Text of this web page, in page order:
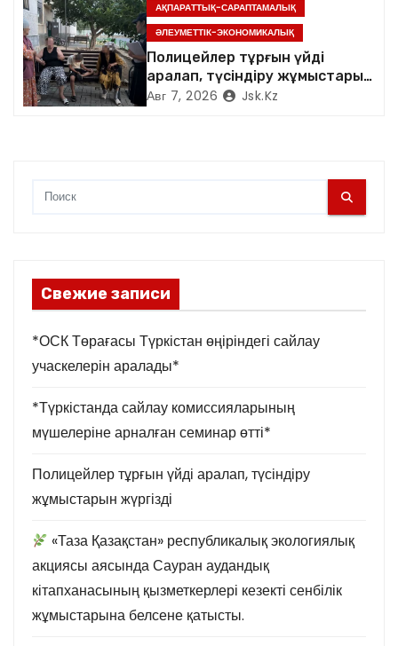
я
м
АҚПАРАТТЫҚ-САРАПТАМАЛЫҚ
ӘЛЕУМЕТТІК-ЭКОНОМИКАЛЫҚ
Полицейлер тұрғын үйді
аралап, түсіндіру жұмыстарын
жүргізді
Авг 7, 2026 Jsk.kz
Свежие записи
*ОСК Төрағасы Түркістан өңіріндегі сайлау
учаскелерін аралады*
*Түркістанда сайлау комиссияларының
мүшелеріне арналған семинар өтті*
Полицейлер тұрғын үйді аралап, түсіндіру
жұмыстарын жүргізді
«Таза Қазақстан» республикалық экологиялық
акциясы аясында Сауран аудандық
кітапханасының қызметкерлері кезекті сенбілік
жұмыстарына белсене қатысты.